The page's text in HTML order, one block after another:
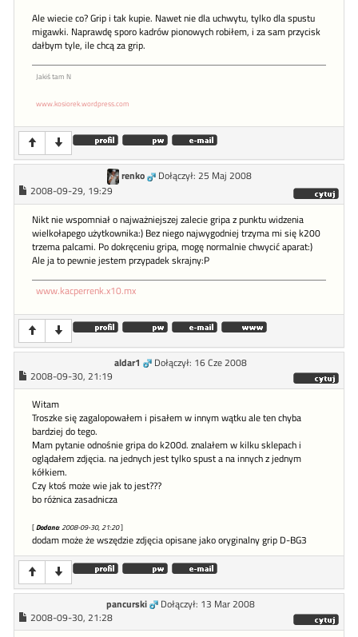
Ale wiecie co? Grip i tak kupie. Nawet nie dla uchwytu, tylko dla spustu
migawki. Naprawdę sporo kadrów pionowych robiłem, i za sam przycisk
dałbym tyle, ile chcą za grip.
Jakiś tam N
www.kosiorek.wordpress.com
renko
Dołączył: 25 Maj 2008
2008-09-29, 19:29
Nikt nie wspomniał o najważniejszej zalecie gripa z punktu widzenia
wielkołapego użytkownika:) Bez niego najwygodniej trzyma mi się k200
trzema palcami. Po dokręceniu gripa, mogę normalnie chwycić aparat:)
Ale ja to pewnie jestem przypadek skrajny:P
www.kacperrenk.x10.mx
aldar1
Dołączył: 16 Cze 2008
2008-09-30, 21:19
Witam
Troszke się zagalopowałem i pisałem w innym wątku ale ten chyba
bardziej do tego.
Mam pytanie odnośnie gripa do k200d. znalałem w kilku sklepach i
oglądałem zdjęcia. na jednych jest tylko spust a na innych z jednym
kółkiem.
Czy ktoś może wie jak to jest???
bo różnica zasadnicza
[ Dodano: 2008-09-30, 21:20]
dodam może że wszędzie zdjęcia opisane jako oryginalny grip D-BG3
pancurski
Dołączył: 13 Mar 2008
2008-09-30, 21:28